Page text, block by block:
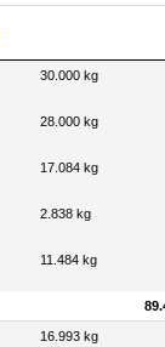
30.000 kg
28.000 kg
17.084 kg
2.838 kg
11.484 kg
16.993 kg